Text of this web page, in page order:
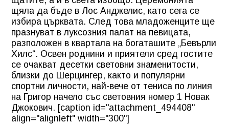
щяла да бъде в Лос Анджелис, като сега се
избира църквата. След това младоженците ще
празнуват в луксозния палат на певицата,
разположен в квартала на богаташите „Бевърли
Хилс“. Освен роднини и приятели сред гостите
се очакват десетки световни знаменитости,
близки до Шерцингер, както и популярни
спортни личности, най-вече от тениса по линия
на Григор начело със световния номер 1 Новак
Джокович. [caption id="attachment_494408"
align="alignleft" width="300"]